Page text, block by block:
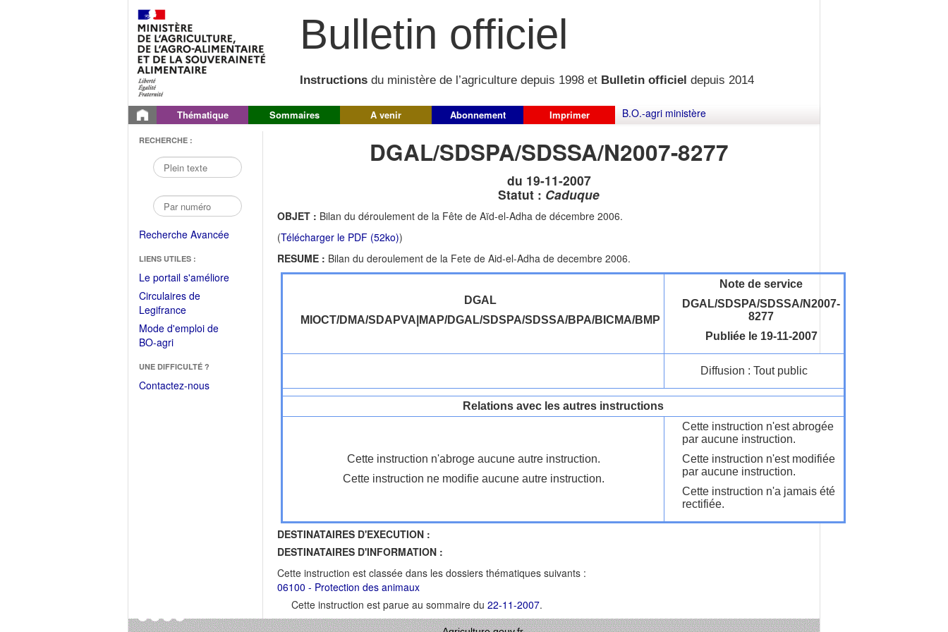
Bulletin officiel
Instructions du ministère de l’agriculture depuis 1998 et Bulletin officiel depuis 2014
Thématique Sommaires A venir Abonnement Imprimer B.O.-agri ministère
RECHERCHE :
Recherche Avancée
LIENS UTILES :
Le portail s'améliore(Fichier
Circulaires de
Legifrance(Ouvrir
dans
une
fenêtre)
Mode d'emploi de
BO-agri(Ouvrir
une
nouvelle
UNE DIFFICULTÉ ?
Contactez-nous
DGAL/SDSPA/SDSSA/N2007-8277
du 19-11-2007
Statut : Caduque
OBJET : Bilan du déroulement de la Fête de Aïd-el-Adha de décembre 2006.
(Télécharger le PDF (52ko))
RESUME : Bilan du deroulement de la Fete de Aid-el-Adha de decembre 2006.
DGAL
MIOCT/DMA/SDAPVA|MAP/DGAL/SDSPA/SDSSA/BPA/BICMA/BMP
Note de service
DGAL/SDSPA/SDSSA/N2007-
8277
Publiée le 19-11-2007
Diffusion : Tout public
Relations avec les autres instructions
Cette instruction n'abroge aucune autre instruction.
Cette instruction ne modifie aucune autre instruction.
Cette instruction n'est abrogée
par aucune instruction.
Cette instruction n'est modifiée
par aucune instruction.
Cette instruction n'a jamais été
rectifiée.
DESTINATAIRES D'EXECUTION :
DESTINATAIRES D'INFORMATION :
Cette instruction est classée dans les dossiers thématiques suivants :
06100 - Protection des animaux
Cette instruction est parue au sommaire du 22-11-2007.